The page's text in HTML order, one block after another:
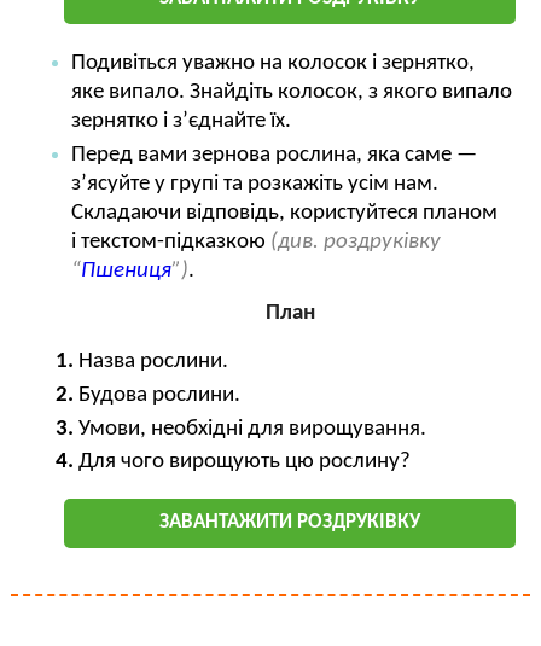
Подивіться уважно на колосок і зернятко,
яке випало. Знайдіть колосок, з якого випало
зернятко і з’єднайте їх.
Перед вами зернова рослина, яка саме —
з’ясуйте у групі та розкажіть усім нам.
Складаючи відповідь, користуйтеся планом
і текстом-підказкою (див. роздруківку
“Пшениця”).
План
Назва рослини.
Будова рослини.
Умови, необхідні для вирощування.
Для чого вирощують цю рослину?
ЗАВАНТАЖИТИ РОЗДРУКІВКУ